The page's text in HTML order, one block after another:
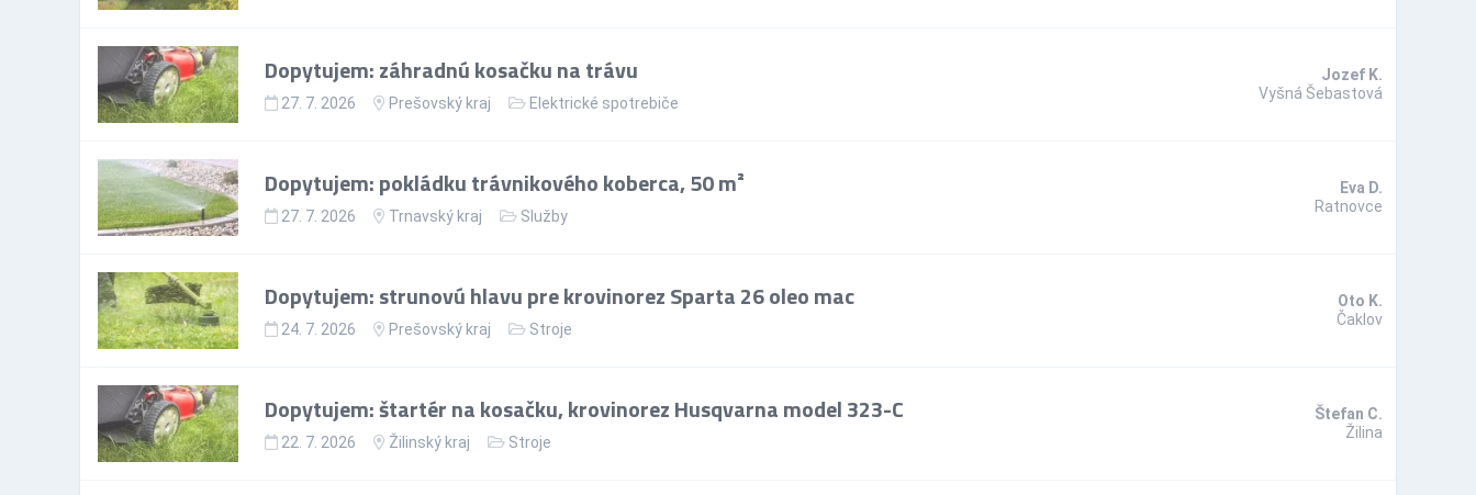
Dopytujem: záhradnú kosačku na trávu
27. 7. 2026 Prešovský kraj Elektrické spotrebiče
Jozef K.
Vyšná Šebastová
Dopytujem: pokládku trávnikového koberca, 50 m²
27. 7. 2026 Trnavský kraj Služby
Eva D.
Ratnovce
Dopytujem: strunovú hlavu pre krovinorez Sparta 26 oleo mac
24. 7. 2026 Prešovský kraj Stroje
Oto K.
Čaklov
Dopytujem: štartér na kosačku, krovinorez Husqvarna model 323-C
22. 7. 2026 Žilinský kraj Stroje
Štefan C.
Žilina